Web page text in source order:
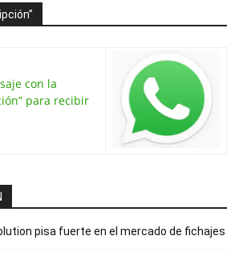
con la
para recibir
pisa fuerte en el mercado de fichajes